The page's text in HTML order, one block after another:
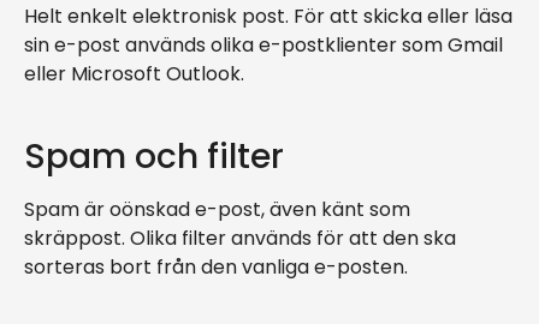
Helt enkelt elektronisk post. För att skicka eller läsa
sin e-post används olika e-postklienter som Gmail
eller Microsoft Outlook.
Spam och filter
Spam är oönskad e-post, även känt som
skräppost. Olika filter används för att den ska
sorteras bort från den vanliga e-posten.